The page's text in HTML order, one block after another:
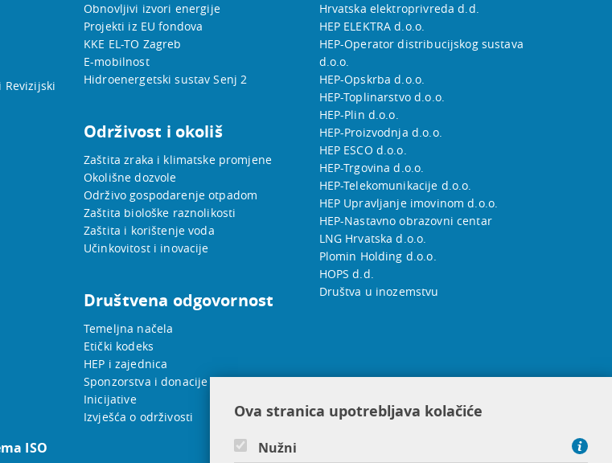
ISO
Obnovljivi izvori energije
Projekti iz EU fondova
KKE EL-TO Zagreb
E-mobilnost
Hidroenergetski sustav Senj 2
Održivost i okoliš
Zaštita zraka i klimatske promjene
Okolišne dozvole
Održivo gospodarenje otpadom
Zaštita biološke raznolikosti
Zaštita i korištenje voda
Učinkovitost i inovacije
Društvena odgovornost
Temeljna načela
Etički kodeks
HEP i zajednica
Sponzorstva i donacije
Inicijative
Izvješća o održivosti
Hrvatska elektroprivreda d.d.
HEP ELEKTRA d.o.o.
HEP-Operator distribucijskog sustava
d.o.o.
HEP-Opskrba d.o.o.
HEP-Toplinarstvo d.o.o.
HEP-Plin d.o.o.
HEP-Proizvodnja d.o.o.
HEP ESCO d.o.o.
HEP-Trgovina d.o.o.
HEP-Telekomunikacije d.o.o.
HEP Upravljanje imovinom d.o.o.
HEP-Nastavno obrazovni centar
LNG Hrvatska d.o.o.
Plomin Holding d.o.o.
HOPS d.d.
Društva u inozemstvu
Ova stranica upotrebljava kolačiće
Nužni